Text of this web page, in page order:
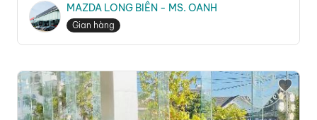
MAZDA LONG BIÊN - MS. OANH
Gian hàng